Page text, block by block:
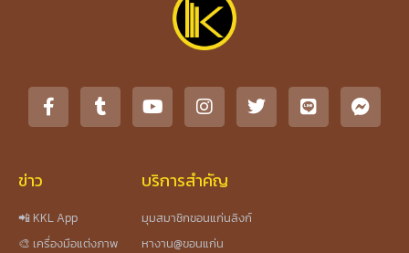
ข่าว
📲 KKL App
🎨 เครื่องมือแต่งภาพ
บริการสำคัญ
มุมสมาชิกขอนแก่นลิงก์
หางาน@ขอนแก่น